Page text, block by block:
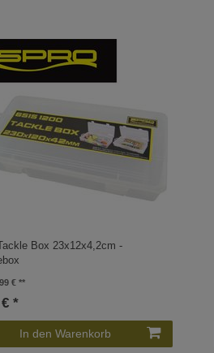
Box 23x12x4,2cm -
€
*
In den Warenkorb